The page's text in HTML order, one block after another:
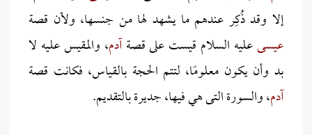
إلا وقد ذُكِر عندهم ما يشهد لها من جنسها، ولأن قصة
عيسىعليه السلام قيست على قصةآدم، والمقيس عليه لا
بد وأن يكون معلومًا، لتتم الحجة بالقياس، فكانت قصة
آدم، والسورة التى هي فيها، جديرة بالتقديم.